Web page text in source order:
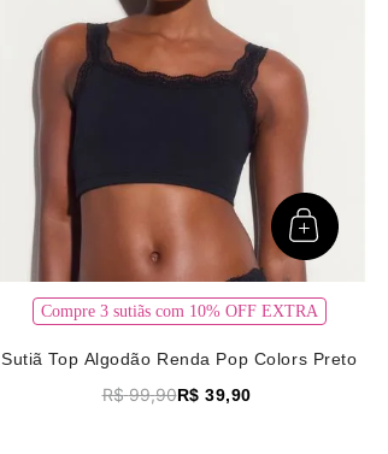
Compre 3 sutiãs com 10% OFF EXTRA
Sutiã Top Algodão Renda Pop Colors Preto
R$ 99,90R$ 39,90